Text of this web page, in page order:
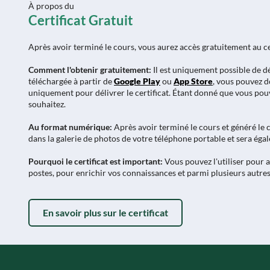
À propos du
Certificat Gratuit
Après avoir terminé le cours, vous aurez accès gratuitement au
Comment l'obtenir gratuitement: Il est uniquement possible de
téléchargée à partir deGoogle Playou App Store, vous pouvez
uniquement pour délivrer le certificat. Étant donné que vous
souhaitez.
Au format numérique: Après avoir terminé le cours et généré
dans la galerie de photos de votre téléphone portable et sera
Pourquoi le certificat est important: Vous pouvez l'utiliser pour
postes, pour enrichir vos connaissances et parmi plusieurs
En savoir plus sur le certificat